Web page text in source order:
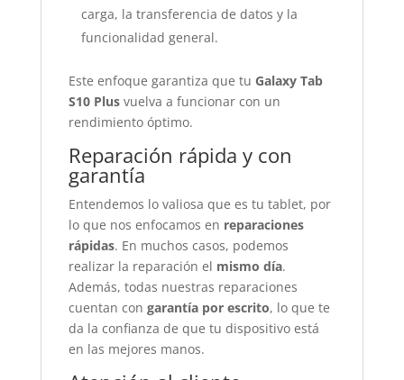
carga, la transferencia de datos y la
funcionalidad general.
Este enfoque garantiza que tu Galaxy Tab
S10 Plusvuelva a funcionar con un
rendimiento óptimo.
Reparación rápida y con
garantía
Entendemos lo valiosa que es tu tablet, por
lo que nos enfocamos en reparaciones
rápidas. En muchos casos, podemos
realizar la reparación el mismo día.
Además, todas nuestras reparaciones
cuentan con garantía por escrito, lo que te
da la confianza de que tu dispositivo está
en las mejores manos.